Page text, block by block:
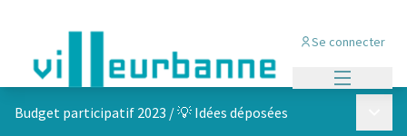
Se connecter
Budget participatif 2023 /💡 Idées déposées